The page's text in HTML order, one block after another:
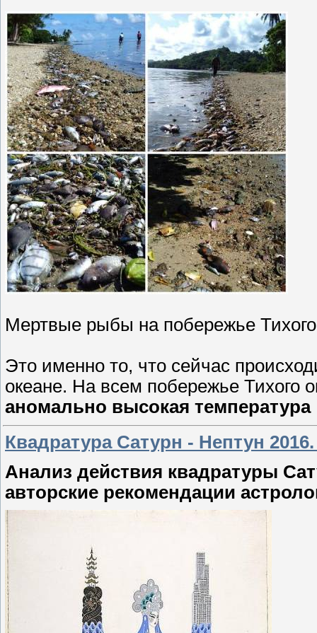
Мертвые рыбы на побережье
Это именно то, что сейчас
океане. На всем побережье Тихого
аномально высокая температура
Квадратура Сатурн - Нептун
Анализ действия квадратуры
авторские рекомендации